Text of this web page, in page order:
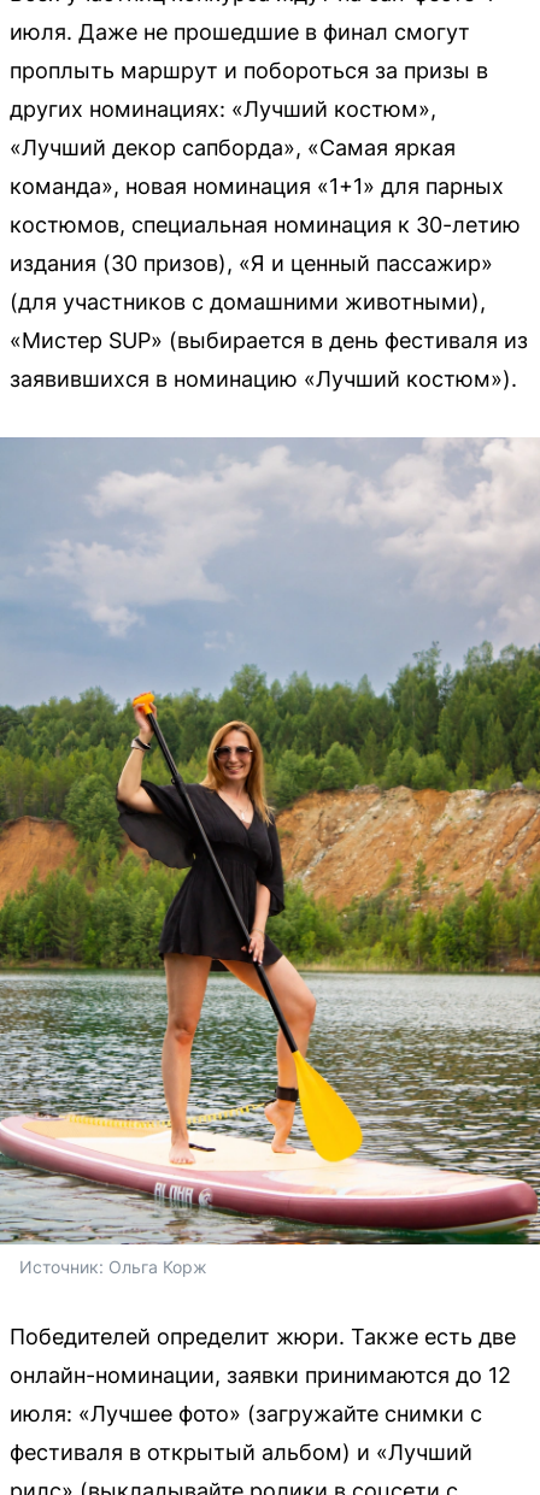
июля. Даже не прошедшие в финал смогут
проплыть маршрут и побороться за призы в
других номинациях: «Лучший костюм»,
«Лучший декор сапборда», «Самая яркая
команда», новая номинация «1+1» для парных
костюмов, специальная номинация к 30-летию
издания (30 призов), «Я и ценный пассажир»
(для участников с домашними животными),
«Мистер SUP» (выбирается в день фестиваля из
заявившихся в номинацию «Лучший костюм»).
Источник: Ольга Корж
Победителей определит жюри. Также есть две
онлайн-номинации, заявки принимаются до 12
июля: «Лучшее фото» (загружайте снимки с
фестиваля в открытый альбом) и «Лучший